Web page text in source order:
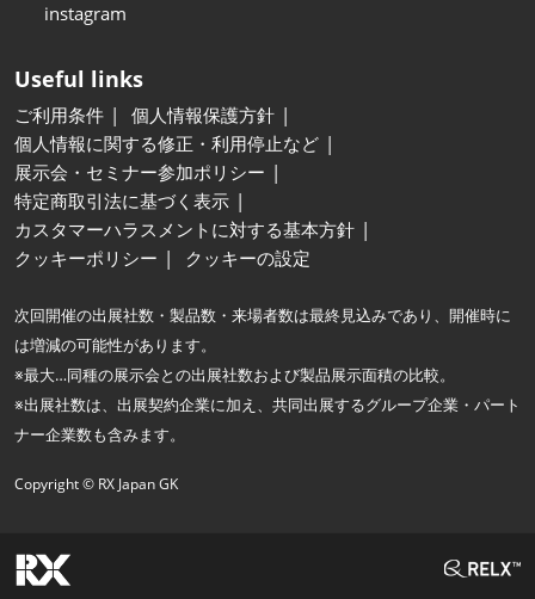
instagram
Useful links
ご利用条件
個人情報保護方針
個人情報に関する修正・利用停止など
展示会・セミナー参加ポリシー
特定商取引法に基づく表示
カスタマーハラスメントに対する基本方針
クッキーポリシー
クッキーの設定
次回開催の出展社数・製品数・来場者数は最終見込みであり、開催時に
は増減の可能性があります。
※最大…同種の展示会との出展社数および製品展示面積の比較。
※出展社数は、出展契約企業に加え、共同出展するグループ企業・パート
ナー企業数も含みます。
Copyright © RX Japan GK